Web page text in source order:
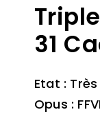
31
Etat :
Opus :